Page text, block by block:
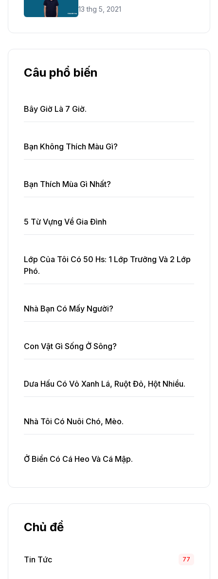
13 thg 5, 2021
Câu phổ biến
Bây Giờ Là 7 Giờ.
Bạn Không Thích Màu Gì?
Bạn Thích Mùa Gì Nhất?
5 Từ Vựng Về Gia Đình
Lớp Của Tôi Có 50 Hs: 1 Lớp Trưởng Và 2 Lớp
Phó.
Nhà Bạn Có Mấy Người?
Con Vật Gì Sống Ở Sông?
Dưa Hấu Có Vỏ Xanh Lá, Ruột Đỏ, Hột Nhiều.
Nhà Tôi Có Nuôi Chó, Mèo.
Ở Biển Có Cá Heo Và Cá Mập.
Chủ đề
Tin Tức 77